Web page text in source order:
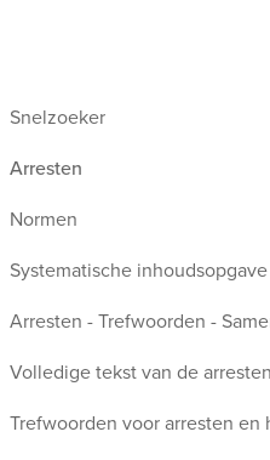
Snelzoeker
Arresten
Normen
Systematische inhoudsopgave
Arresten - Trefwoorden -
Volledige tekst van de arresten
Trefwoorden voor arresten en